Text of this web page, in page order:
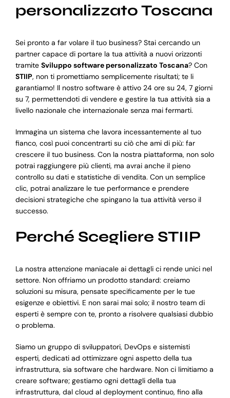
personalizzato Toscana
Sei pronto a far volare il tuo business? Stai cercando un
partner capace di portare la tua attività a nuovi orizzonti
tramite Sviluppo software personalizzato Toscana? Con
STIIP, non ti promettiamo semplicemente risultati; te li
garantiamo! Il nostro software è attivo 24 ore su 24, 7 giorni
su 7, permettendoti di vendere e gestire la tua attività sia a
livello nazionale che internazionale senza mai fermarti.
Immagina un sistema che lavora incessantemente al tuo
fianco, così puoi concentrarti su ciò che ami di più: far
crescere il tuo business. Con la nostra piattaforma, non solo
potrai raggiungere più clienti, ma avrai anche il pieno
controllo su dati e statistiche di vendita. Con un semplice
clic, potrai analizzare le tue performance e prendere
decisioni strategiche che spingano la tua attività verso il
successo.
Perché Scegliere STIIP
La nostra attenzione maniacale ai dettagli ci rende unici nel
settore. Non offriamo un prodotto standard: creiamo
soluzioni su misura, pensate specificamente per le tue
esigenze e obiettivi. E non sarai mai solo; il nostro team di
esperti è sempre con te, pronto a risolvere qualsiasi dubbio
o problema.
Siamo un gruppo di sviluppatori, DevOps e sistemisti
esperti, dedicati ad ottimizzare ogni aspetto della tua
infrastruttura, sia software che hardware. Non ci limitiamo a
creare software; gestiamo ogni dettagli della tua
infrastruttura, dal cloud al deployment continuo, fino alla